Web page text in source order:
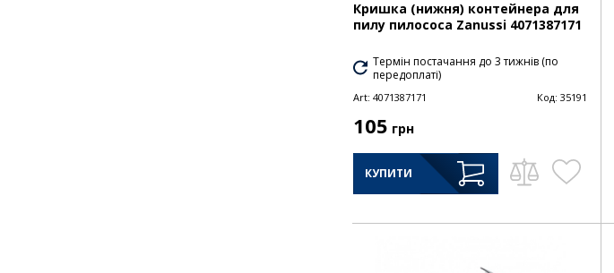
Кришка (нижня) контейнера для
пилу пилососа Zanussi 4071387171
Термін постачання до 3 тижнів (по
передоплаті)
Art: 4071387171 Код: 35191
105 грн
КУПИТИ